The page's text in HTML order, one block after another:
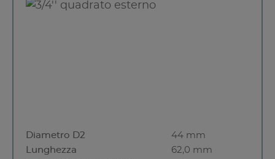
Diametro D2
44 mm
Lunghezza
62,0 mm